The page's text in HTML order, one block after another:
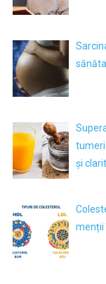
și
menții